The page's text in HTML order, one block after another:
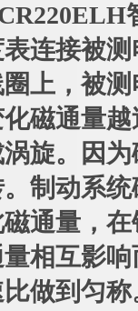
表连接被
上，被
磁通量
涡旋。因
制动系
磁通量，
量相互影
比做到匀